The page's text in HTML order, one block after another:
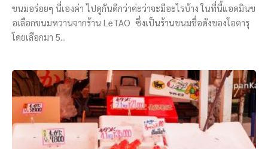
ขนมอร่อยๆ นี่เองค่า ไปดูกันดีกว่าค่ะว่าจะมีอะไรบ้าง ในที่นี้แอดมินข
อเลือกขนมหวานจากร้าน LeTAO ซึ่งเป็นร้านขนมชื่อดังของโอตารุ
โดยเลือกมา 5...